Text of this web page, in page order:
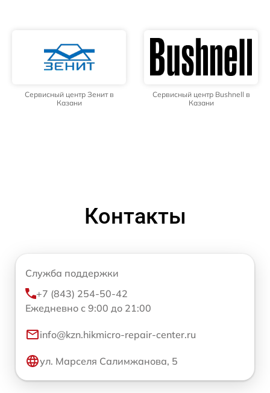
Сервисный центр Зенит в
Казани
Сервисный центр Bushnell в
Казани
Контакты
Служба поддержки
+7 (843) 254-50-42
Ежедневно с 9:00 до 21:00
info@kzn.hikmicro-repair-center.ru
ул. Марселя Салимжанова, 5